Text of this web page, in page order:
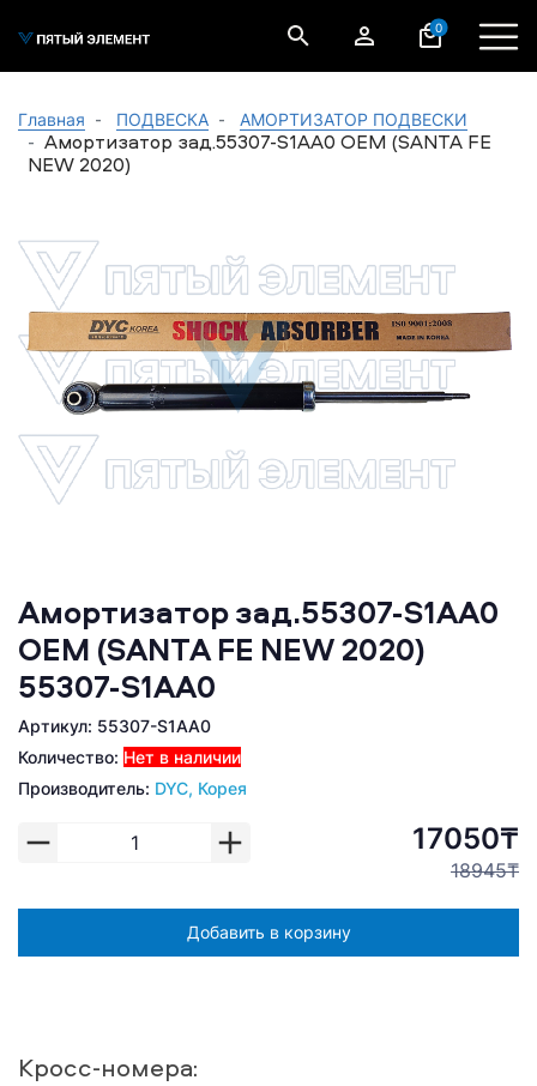
0
Главная ПОДВЕСКА АМОРТИЗАТОР ПОДВЕСКИ
Амортизатор зад.55307-S1AA0 ОЕМ (SANTA FE
NEW 2020)
Амортизатор зад.55307-S1AA0
ОЕМ (SANTA FE NEW 2020)
55307-S1AA0
Артикул: 55307-S1AA0
Количество: Нет в наличии
Производитель: DYC, Корея
17050₸
18945₸
Добавить в корзину
Кросс-номера: